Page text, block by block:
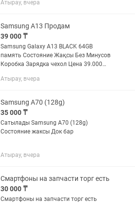
жұмыс істейді 📦 Қорабы, стеклосы,
Атырау, вчера
Samsung A13 Продам
39 000 ₸
Samsung Galaxy A13 BLACK 64GB
память Состояние Жақсы Без Минусов
Коробка Зарядка чехол Цена 39.000
Атырау, вчера
Samsung A70 (128g)
35 000 ₸
Сатылады Samsung A70 (128g)
Состояние жаксы Док бар
Атырау, вчера
Смартфоны на запчасти торг есть
30 000 ₸
Смартфоны на запчасти торг есть